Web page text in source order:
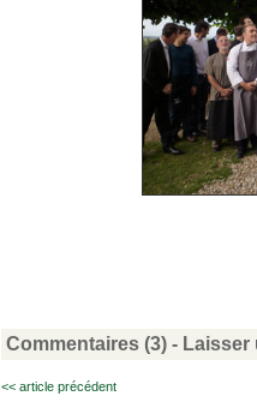
Commentaires (3) - Laisser
<< article précédent